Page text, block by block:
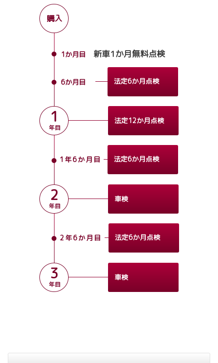
購入
1か月目新車1か月無料点検
6か月目 法定6か月点検
1
年目
法定12か月点検
1年6か月目 法定6か月点検
2
年目
車検
2年6か月目 法定6か月点検
3
年目
車検